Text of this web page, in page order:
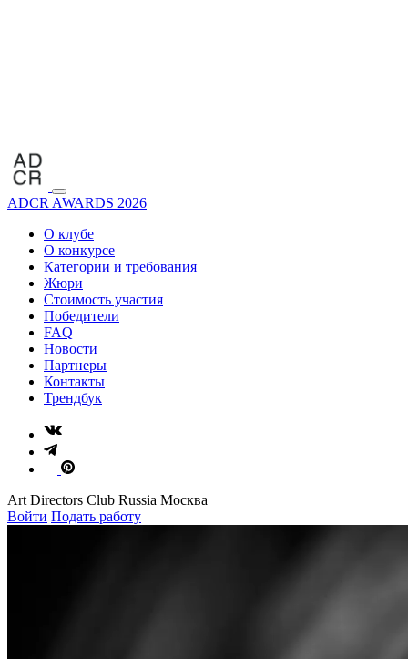
ADCR AWARDS 2026
О клубе
О конкурсе
Категории и требования
Жюри
Стоимость участия
Победители
FAQ
Новости
Партнеры
Контакты
Трендбук
Art Directors Club Russia Москва
Войти Подать работу